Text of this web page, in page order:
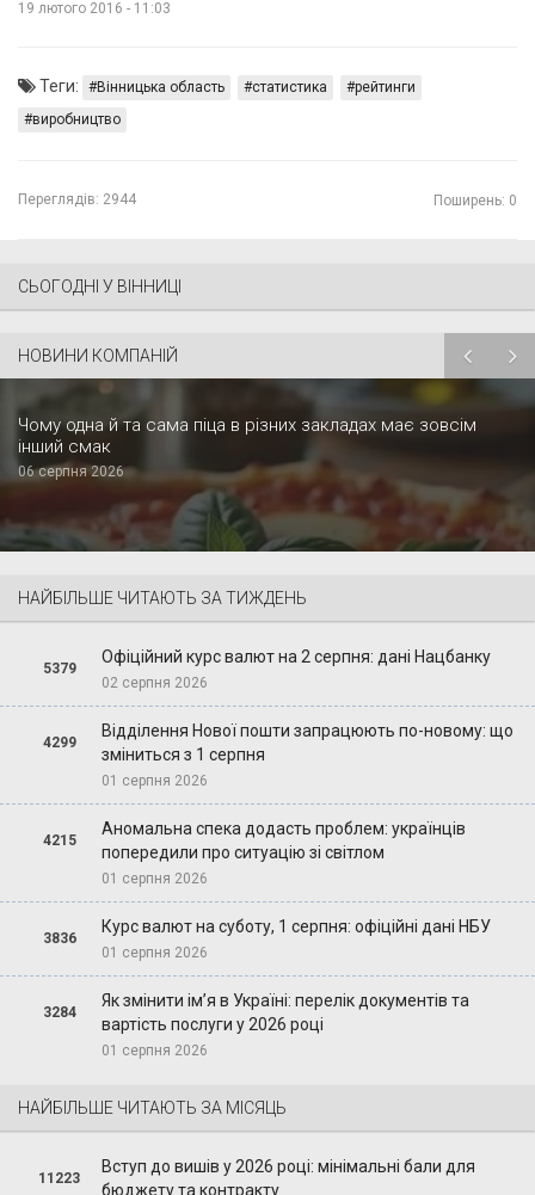
19 лютого 2016 - 11:03
Теги: Вінницька область статистика
рейтинги
виробництво
Переглядів: 2944 Поширень: 0
СЬОГОДНІ У ВІННИЦІ
НОВИНИ КОМПАНІЙ
Чому одна й та сама піца в різних закладах має зовсім
інший смак
06 серпня 2026
НАЙБІЛЬШЕ ЧИТАЮТЬ ЗА ТИЖДЕНЬ
5379
Офіційний курс валют на 2 серпня: дані Нацбанку
02 серпня 2026
4299
Відділення Нової пошти запрацюють по-новому: що
зміниться з 1 серпня
01 серпня 2026
4215
Аномальна спека додасть проблем: українців
попередили про ситуацію зі світлом
01 серпня 2026
3836
Курс валют на суботу, 1 серпня: офіційні дані НБУ
01 серпня 2026
3284
Як змінити ім’я в Україні: перелік документів та
вартість послуги у 2026 році
01 серпня 2026
НАЙБІЛЬШЕ ЧИТАЮТЬ ЗА МІСЯЦЬ
11223
Вступ до вишів у 2026 році: мінімальні бали для
бюджету та контракту